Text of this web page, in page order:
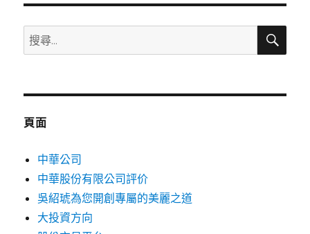
搜
尋
鍵
搜
頁面
中華公司
中華股份有限公司評价
吳紹琥為您開創專屬的美麗之道
大投資方向